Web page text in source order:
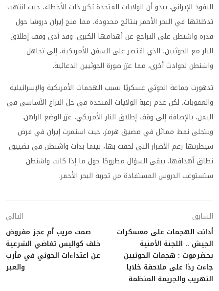
النفوذ الإيراني. يبدو أن الولايات المتحدة تكرر ذات الأخطاء، حيث انتهت
تدخلاتها في البحر الأحمر بنتائج محدودة، مما منح إيران دروسًا حول
قدرة واشنطن على التراجع عن أهدافها الكبرى. وقد أدى وقف إطلاق
النار مع الحوثيين، الذي اقتصر على السفن الأمريكية، إلى تجاهل
واشنطن لحوادث أخرى، مما عزز صورة الحوثيين الدعائية.
تدهورت جماعة الحوثي عسكريًا بسبب الهجمات الأمريكية والإسرائيلية
والعقوبات، لكن عدم رغبة الولايات المتحدة في حل النزاع الأساسي في
اليمن، بالإضافة إلى وقف إطلاق النار الأمريكي، عزز الوضع الراهن.
ويتجلى نمط مماثل في مضيق هرمز، حيث استمرت إيران في فرض
سيطرتها رغم الأضرار التي لحقت بها، بينما بدأت واشنطن في تضييق
نطاق أهدافها. يبقى السؤال مطروحًا حول ما إذا كانت واشنطن
ستستوعب الدروس المستفادة من تجربة البحر الأحمر.
السابق
أدانت الهجمات على معسكرات
الجيش .. اللجنة الأمنية
بحضرموت : هجمات الحوثيين
جاءت ردًا على ملاحقة خلايا
التهريب والجريمة المنظمة
التالي
صمت مريب أم عجز مفروض
خلف كواليس تغاضي الشرعية
عن اعتداءات الحوثي في مأرب
والعبر